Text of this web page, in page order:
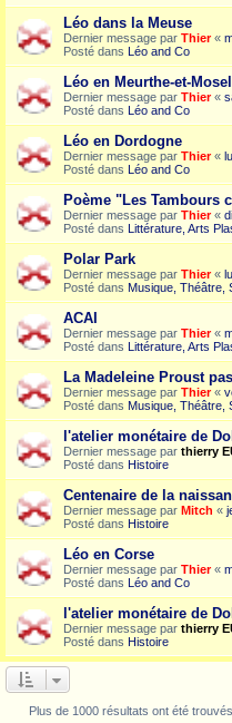
Léo dans la Meuse
Dernier message par Thier«
Posté dans Léo and Co
Léo en Meurthe-et-
Dernier message par Thier«
Posté dans Léo and Co
Léo en Dordogne
Dernier message par Thier«
Posté dans Léo and Co
Poème "Les Tambours
Dernier message par Thier«
Posté dans Littérature, Arts
Polar Park
Dernier message par Thier«
Posté dans Musique, Théâtre,
ACAI
Dernier message par Thier«
Posté dans Littérature, Arts
La Madeleine Proust
Dernier message par Thier«
Posté dans Musique, Théâtre,
l'atelier monétaire de
Dernier message par thierry
Posté dans Histoire
Centenaire de la
Dernier message par Mitch «
Posté dans Histoire
Léo en Corse
Dernier message par Thier«
Posté dans Léo and Co
l'atelier monétaire de
Dernier message par thierry
Posté dans Histoire
Plus de 1000 résultats ont été trouvés